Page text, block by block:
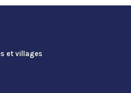
et villages